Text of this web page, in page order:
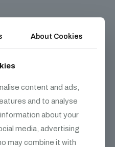
termékek
About Cookies
content and ads,
and to analyse
about your
media, advertising
may combine it with